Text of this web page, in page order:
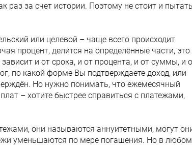
раз за счет истории. Поэтому не стоит и
или целевой – чаще всего происходит
процент, делится на определённые части, это
и от срока, и от процента, и от суммы, и
по какой форме Вы подтверждаете доход, или
Но нужно понимать, что ежемесячный
– хотите быстрее справиться с платежами,
они называются аннуитетными, могут
уменьшаются по мере погашения. Но в любом